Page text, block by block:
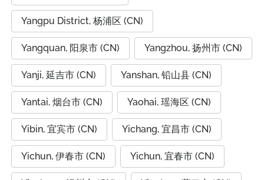
Yangpu District, 杨浦区 (CN)
Yangquan, 阳泉市 (CN) Yangzhou, 扬州市 (CN)
Yanji, 延吉市 (CN) Yanshan, 铅山县 (CN)
Yantai, 烟台市 (CN) Yaohai, 瑶海区 (CN)
Yibin, 宜宾市 (CN) Yichang, 宜昌市 (CN)
Yichun, 伊春市 (CN) Yichun, 宜春市 (CN)